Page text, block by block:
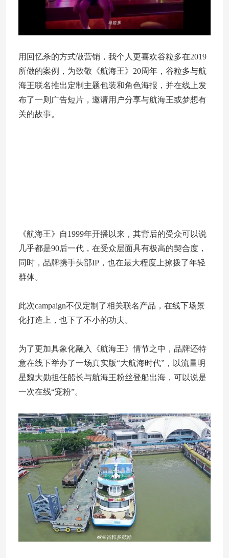
用回忆杀的方式做营销，我个人更喜欢谷粒多在2019
所做的案例，为致敬《航海王》20周年，谷粒多与航
海王联名推出定制主题包装和角色海报，并在线上发
布了一则广告短片，邀请用户分享与航海王或梦想有
关的故事。
《航海王》自1999年开播以来，其背后的受众可以说
几乎都是90后一代，在受众层面具有极高的契合度，
同时，品牌携手头部IP，也在最大程度上撩拨了年轻
群体。
此次campaign不仅定制了相关联名产品，在线下场景
化打造上，也下了不小的功夫。
为了更加具象化融入《航海王》情节之中，品牌还特
意在线下举办了一场真实版“大航海时代”，以流量明
星魏大勋担任船长与航海王粉丝登船出海，可以说是
一次在线“宠粉”。